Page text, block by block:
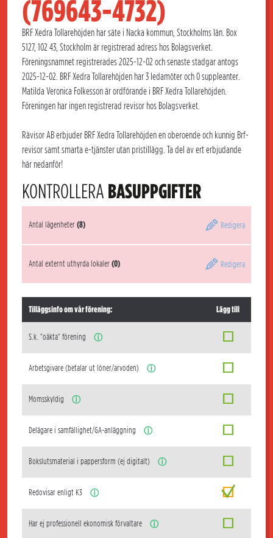
(769643-4732)
BRF Xedra Tollarehöjden har säte i Nacka kommun, Stockholms län. Box
5127, 102 43, Stockholm är registrerad adress hos Bolagsverket.
Föreningsnamnet registrerades 2025-12-02 och senaste stadgar antogs
2025-12-02. BRF Xedra Tollarehöjden har 3 ledamöter och 0 suppleanter.
Matilda Veronica Folkesson är ordförande i BRF Xedra Tollarehöjden.
Föreningen har ingen registrerad revisor hos Bolagsverket.
Rävisor AB erbjuder BRF Xedra Tollarehöjden en oberoende och kunnig Brf-
revisor samt smarta e-tjänster utan pristillägg. Ta del av ert erbjudande
här nedanför!
KONTROLLERA BASUPPGIFTER
Antal lägenheter(8) Redigera
Antal externt uthyrda lokaler(0) Redigera
Tilläggsinfo om vår förening: Lägg till
S.k. "oäkta" förening ⓘ
Arbetsgivare (betalar ut löner/arvoden) ⓘ
Momsskyldig ⓘ
Delägare i samfällighet/GA-anläggning ⓘ
Bokslutsmaterial i pappersform (ej digitalt) ⓘ
Redovisar enligt K3 ⓘ
Har ej professionell ekonomisk förvaltare ⓘ